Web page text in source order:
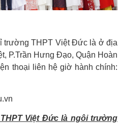
trường THPT Việt Đức là ở địa
P.Trần Hưng Đạo, Quận Hoàn
thoại liên hệ giờ hành chính:
Việt Đức là ngôi trường